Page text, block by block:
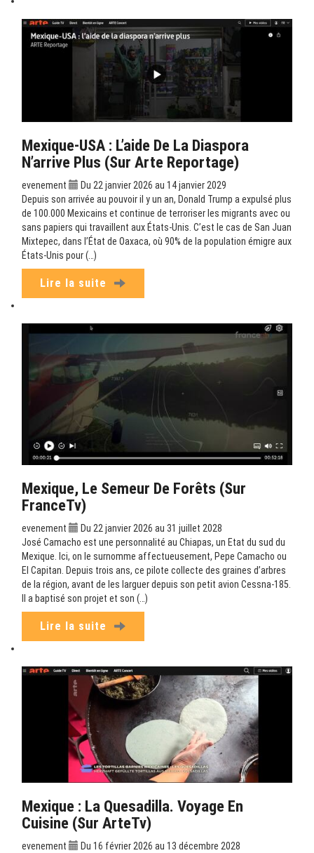
Mexique-USA : L’aide De La Diaspora
N’arrive Plus (sur Arte Reportage)
evenement
Du 22 janvier 2026 au 14 janvier 2029
Depuis son arrivée au pouvoir il y un an, Donald Trump a expulsé plus
de 100.000 Mexicains et continue de terroriser les migrants avec ou
sans papiers qui travaillent aux États-Unis. C’est le cas de San Juan
Mixtepec, dans l’État de Oaxaca, où 90% de la population émigre aux
États-Unis pour (…)
Lire la suite
Mexique, Le Semeur De Forêts (sur
FranceTv)
evenement
Du 22 janvier 2026 au 31 juillet 2028
José Camacho est une personnalité au Chiapas, un Etat du sud du
Mexique. Ici, on le surnomme affectueusement, Pepe Camacho ou
El Capitan. Depuis trois ans, ce pilote collecte des graines d’arbres
de la région, avant de les larguer depuis son petit avion Cessna-185.
Il a baptisé son projet et son (…)
Lire la suite
Mexique : La Quesadilla. Voyage En
Cuisine (sur ArteTv)
evenement
Du 16 février 2026 au 13 décembre 2028